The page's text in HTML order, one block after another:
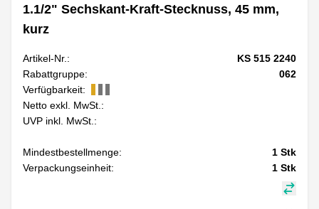
1.1/2" Sechskant-Kraft-Stecknuss, 45 mm,
kurz
Artikel-Nr.:
KS 515 2240
Rabattgruppe:
062
Verfügbarkeit:
Netto exkl. MwSt.:
UVP inkl. MwSt.:
Mindestbestellmenge: 1 Stk
Verpackungseinheit:
1 Stk